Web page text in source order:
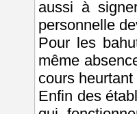
aussi à
personnelle
Pour les
même
cours
Enfin des